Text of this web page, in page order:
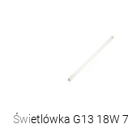
Świetlówka G13 18W